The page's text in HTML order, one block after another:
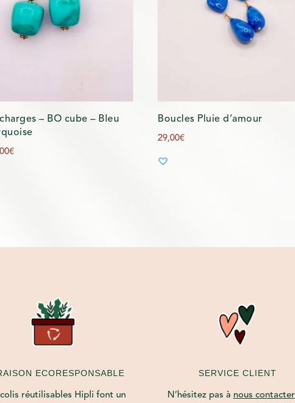
– BO cube – Bleu
€
Boucles Pluie d’amour
29,00€
ECORESPONSABLE
réutilisables Hipli font un
SERVICE CLIENT
N’hésitez pas à nous contacter